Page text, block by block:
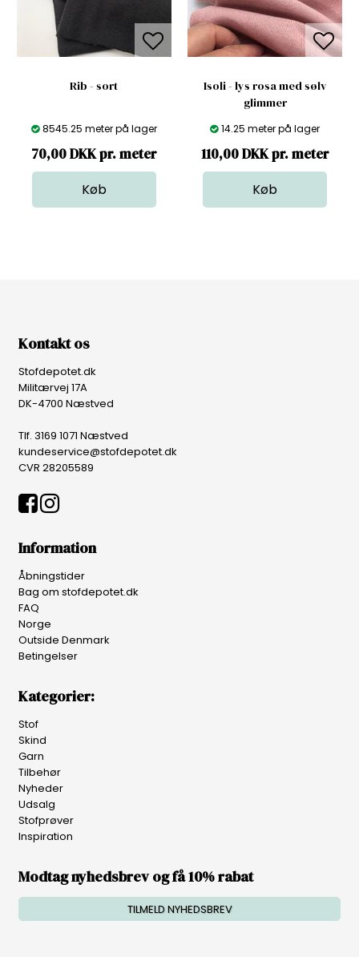
Rib - sort
8545.25 meter på lager
70,00 DKK pr. meter
Isoli - lys rosa med sølv
glimmer
14.25 meter på lager
110,00 DKK pr. meter
Kontakt os
Stofdepotet.dk
Militærvej 17A
DK-4700 Næstved
Tlf. 3169 1071 Næstved
kundeservice@stofdepotet.dk
CVR 28205589
Information
Åbningstider
Bag om stofdepotet.dk
FAQ
Norge
Outside Denmark
Betingelser
Kategorier:
Stof
Skind
Garn
Tilbehør
Nyheder
Udsalg
Stofprøver
Inspiration
Modtag nyhedsbrev og få 10% rabat
TILMELD NYHEDSBREV